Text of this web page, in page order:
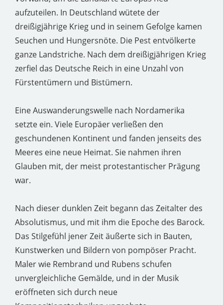
aufzuteilen. In Deutschland wütete der
dreißigjährige Krieg und in seinem Gefolge kamen
Seuchen und Hungersnöte. Die Pest entvölkerte
ganze Landstriche. Nach dem dreißigjährigen Krieg
zerfiel das Deutsche Reich in eine Unzahl von
Fürstentümern und Bistümern.
Eine Auswanderungswelle nach Nordamerika
setzte ein. Viele Europäer verließen den
geschundenen Kontinent und fanden jenseits des
Meeres eine neue Heimat. Sie nahmen ihren
Glauben mit, der meist protestantischer Prägung
war.
Nach dieser dunklen Zeit begann das Zeitalter des
Absolutismus, und mit ihm die Epoche des Barock.
Das Stilgefühl jener Zeit äußerte sich in Bauten,
Kunstwerken und Bildern von pompöser Pracht.
Maler wie Rembrand und Rubens schufen
unvergleichliche Gemälde, und in der Musik
eröffneten sich durch neue